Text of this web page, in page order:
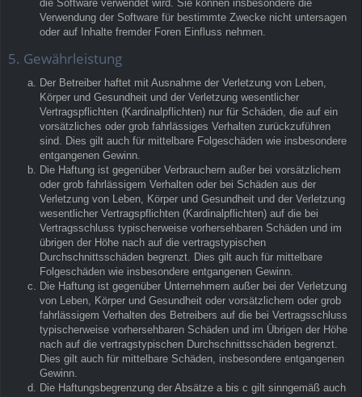
die Software verwendet wird. Sie können insbesondere die
Verwendung der Software für bestimmte Zwecke nicht untersagen
oder auf Inhalte fremder Foren Einfluss nehmen.
5. Gewährleistung
Der Betreiber haftet mit Ausnahme der Verletzung von Leben,
Körper und Gesundheit und der Verletzung wesentlicher
Vertragspflichten (Kardinalpflichten) nur für Schäden, die auf ein
vorsätzliches oder grob fahrlässiges Verhalten zurückzuführen
sind. Dies gilt auch für mittelbare Folgeschäden wie insbesondere
entgangenen Gewinn.
Die Haftung ist gegenüber Verbrauchern außer bei vorsätzlichem
oder grob fahrlässigem Verhalten oder bei Schäden aus der
Verletzung von Leben, Körper und Gesundheit und der Verletzung
wesentlicher Vertragspflichten (Kardinalpflichten) auf die bei
Vertragsschluss typischerweise vorhersehbaren Schäden und im
übrigen der Höhe nach auf die vertragstypischen
Durchschnittsschäden begrenzt. Dies gilt auch für mittelbare
Folgeschäden wie insbesondere entgangenen Gewinn.
Die Haftung ist gegenüber Unternehmern außer bei der Verletzung
von Leben, Körper und Gesundheit oder vorsätzlichem oder grob
fahrlässigem Verhalten des Betreibers auf die bei Vertragsschluss
typischerweise vorhersehbaren Schäden und im Übrigen der Höhe
nach auf die vertragstypischen Durchschnittsschäden begrenzt.
Dies gilt auch für mittelbare Schäden, insbesondere entgangenen
Gewinn.
Die Haftungsbegrenzung der Absätze a bis c gilt sinngemäß auch